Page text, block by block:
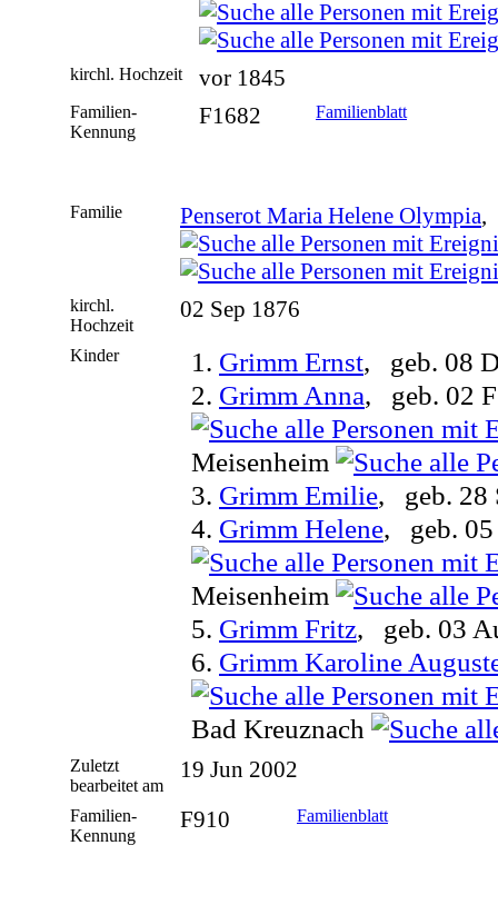
kirchl. Hochzeit vor 1845
Familien-
Kennung
F1682 Familienblatt
Familie Penserot Maria Helene Olympia,
kirchl.
Hochzeit
02 Sep 1876
Kinder 1. Grimm Ernst, geb. 08
2. Grimm Anna, geb. 02
Meisenheim
3. Grimm Emilie, geb. 28
4. Grimm Helene, geb. 05
Meisenheim
5. Grimm Fritz, geb. 03
6. Grimm Karoline
Bad Kreuznach
Zuletzt
bearbeitet am
19 Jun 2002
Familien-
Kennung
F910 Familienblatt